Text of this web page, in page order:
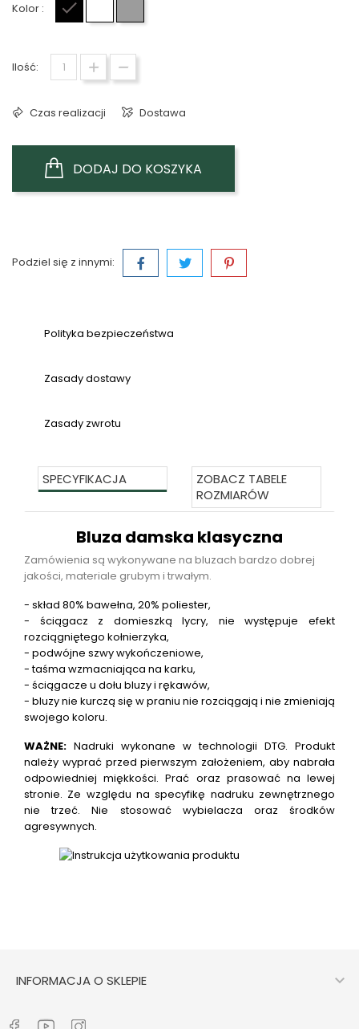
Kolor :
Ilość:
Czas realizacji Dostawa
DODAJ DO KOSZYKA
Podziel się z innymi:
Polityka bezpieczeństwa
Zasady dostawy
Zasady zwrotu
SPECYFIKACJA
ZOBACZ TABELE
ROZMIARÓW
Bluza damska klasyczna
Zamówienia są wykonywane na bluzach bardzo dobrej
jakości, materiale grubym i trwałym.
- skład 80% bawełna, 20% poliester,
- ściągacz z domieszką lycry, nie występuje efekt
rozciągniętego kołnierzyka,
- podwójne szwy wykończeniowe,
- taśma wzmacniająca na karku,
- ściągacze u dołu bluzy i rękawów,
- bluzy nie kurczą się w praniu nie rozciągają i nie zmieniają
swojego koloru.
WAŻNE: Nadruki wykonane w technologii DTG. Produkt
należy wyprać przed pierwszym założeniem, aby nabrała
odpowiedniej miękkości. Prać oraz prasować na lewej
stronie. Ze względu na specyfikę nadruku zewnętrznego
nie trzeć. Nie stosować wybielacza oraz środków
agresywnych.
INFORMACJA O SKLEPIE 